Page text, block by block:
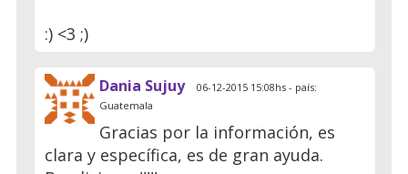
:) <3 ;)
Dania Sujuy 06-12-2015 15:08hs - país:
Guatemala
Gracias por la información, es
clara y específica, es de gran ayuda.